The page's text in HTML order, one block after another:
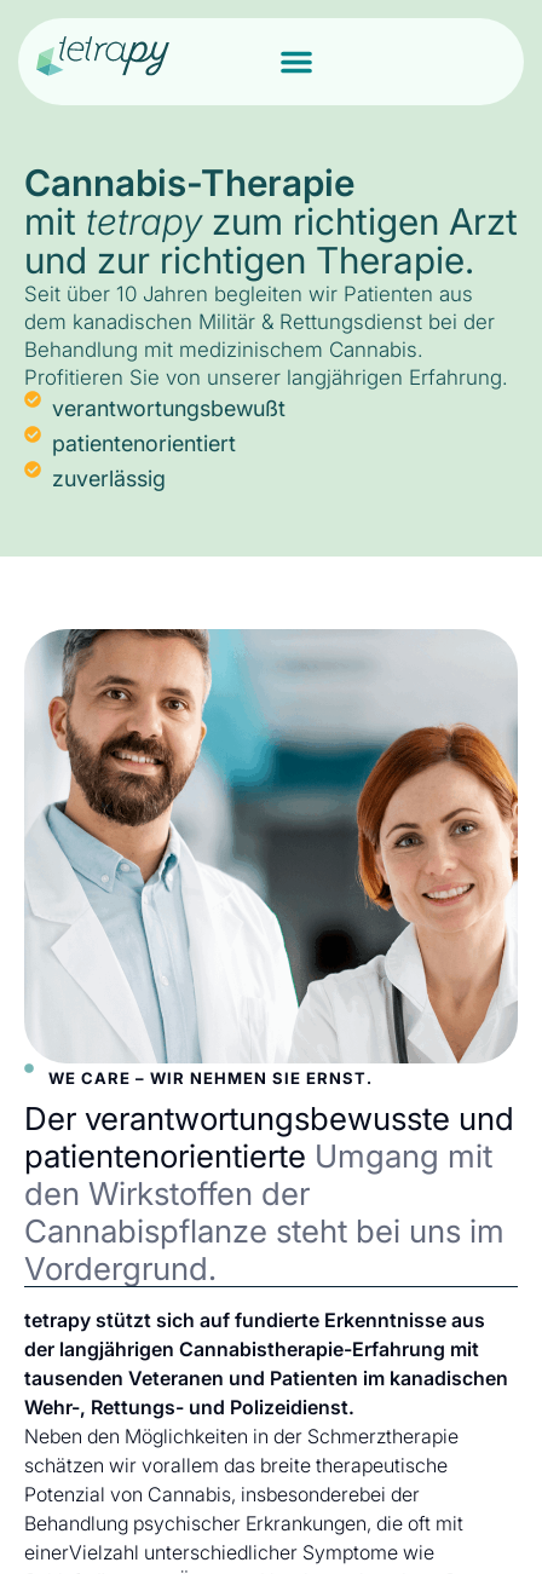
Cannabis-Therapie
mit tetrapyzum richtigen Arzt
und zur richtigen Therapie.
Seit über 10 Jahren begleiten wir Patienten aus
dem kanadischen Militär & Rettungsdienst bei der
Behandlung mit medizinischem Cannabis.
Profitieren Sie von unserer langjährigen Erfahrung.
verantwortungsbewußt
patientenorientiert
zuverlässig
WE CARE – WIR NEHMEN SIE ERNST.
Der verantwortungsbewusste und
patientenorientierte Umgang mit
den Wirkstoffen der
Cannabispflanze steht bei uns im
Vordergrund.
tetrapy stützt sich auf fundierte Erkenntnisse aus
der langjährigen Cannabistherapie-Erfahrung mit
tausenden Veteranen und Patienten im kanadischen
Wehr-, Rettungs- und Polizeidienst.
Neben den Möglichkeiten in der Schmerztherapie
schätzen wir vorallem das breite therapeutische
Potenzial von Cannabis, insbesonderebei der
Behandlung psychischer Erkrankungen, die oft mit
einerVielzahl unterschiedlicher Symptome wie